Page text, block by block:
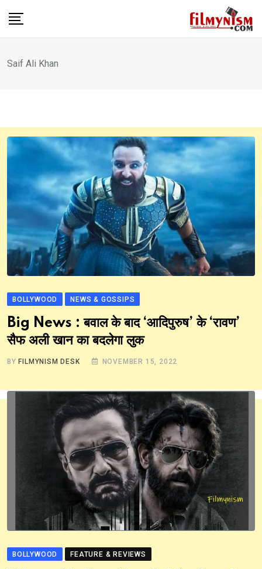
Saif Ali Khan
BOLLYWOOD NEWS & GOSSIPS
Big News : बवाल के बाद ‘आदिपुरुष’ के ‘रावण’
सैफ अली खान का बदलेगा लुक
BY FILMYNISM DESK NOVEMBER 15, 2022
BOLLYWOOD FEATURE & REVIEWS